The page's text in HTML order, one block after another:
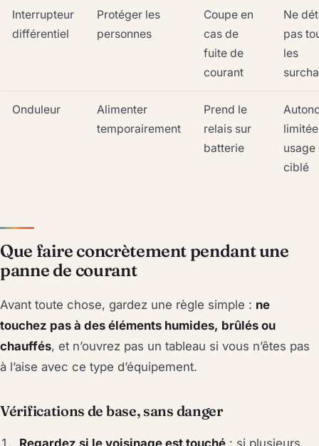
Interrupteur
différentiel
Protéger les
personnes
Coupe en
cas de
fuite de
courant
Ne
pas
les
Onduleur
Alimenter
temporairement
Prend le
relais sur
batterie
usage
ciblé
Que faire concrètement pendant une
panne de courant
Avant toute chose, gardez une règle simple : ne
touchez pas à des éléments humides, brûlés ou
chauffés, et n’ouvrez pas un tableau si vous n’êtes pas
à l’aise avec ce type d’équipement.
Vérifications de base, sans danger
Regardez si le voisinage est touché : si plusieurs